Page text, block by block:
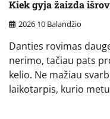
Kiek gyja žaizda
2026 10 Balandžio
Danties rovimas
nerimo, tačiau pats
kelio. Ne mažiau
laikotarpis, kurio